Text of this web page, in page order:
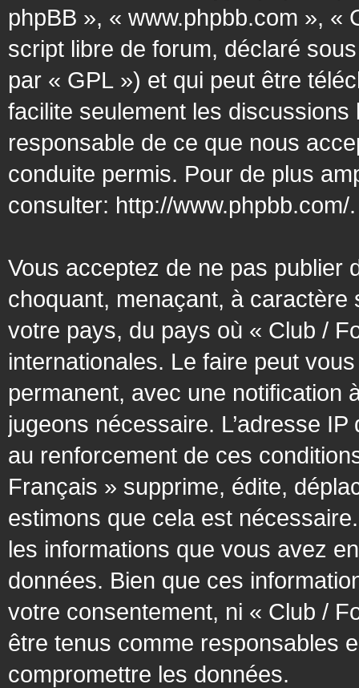
phpBB », « www.phpbb.com », «
script libre de forum, déclaré
par « GPL ») et qui peut être
facilite seulement les
responsable de ce que nous
conduite permis. Pour de plus
consulter: http://www.phpbb.com/.
Vous acceptez de ne pas publier
choquant, menaçant, à
votre pays, du pays où « Club /
internationales. Le faire peut
permanent, avec une notification
jugeons nécessaire. L’adresse
au renforcement de ces
Français » supprime, édite,
estimons que cela est
les informations que vous avez
données. Bien que ces
votre consentement, ni « Club /
être tenus comme responsables
compromettre les données.